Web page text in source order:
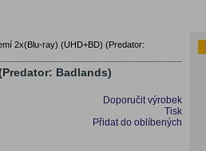
2x(Blu-ray) (UHD+BD) (Predator:
Badlands)
Doporučit výrobek
Tisk
Přidat do oblíbených